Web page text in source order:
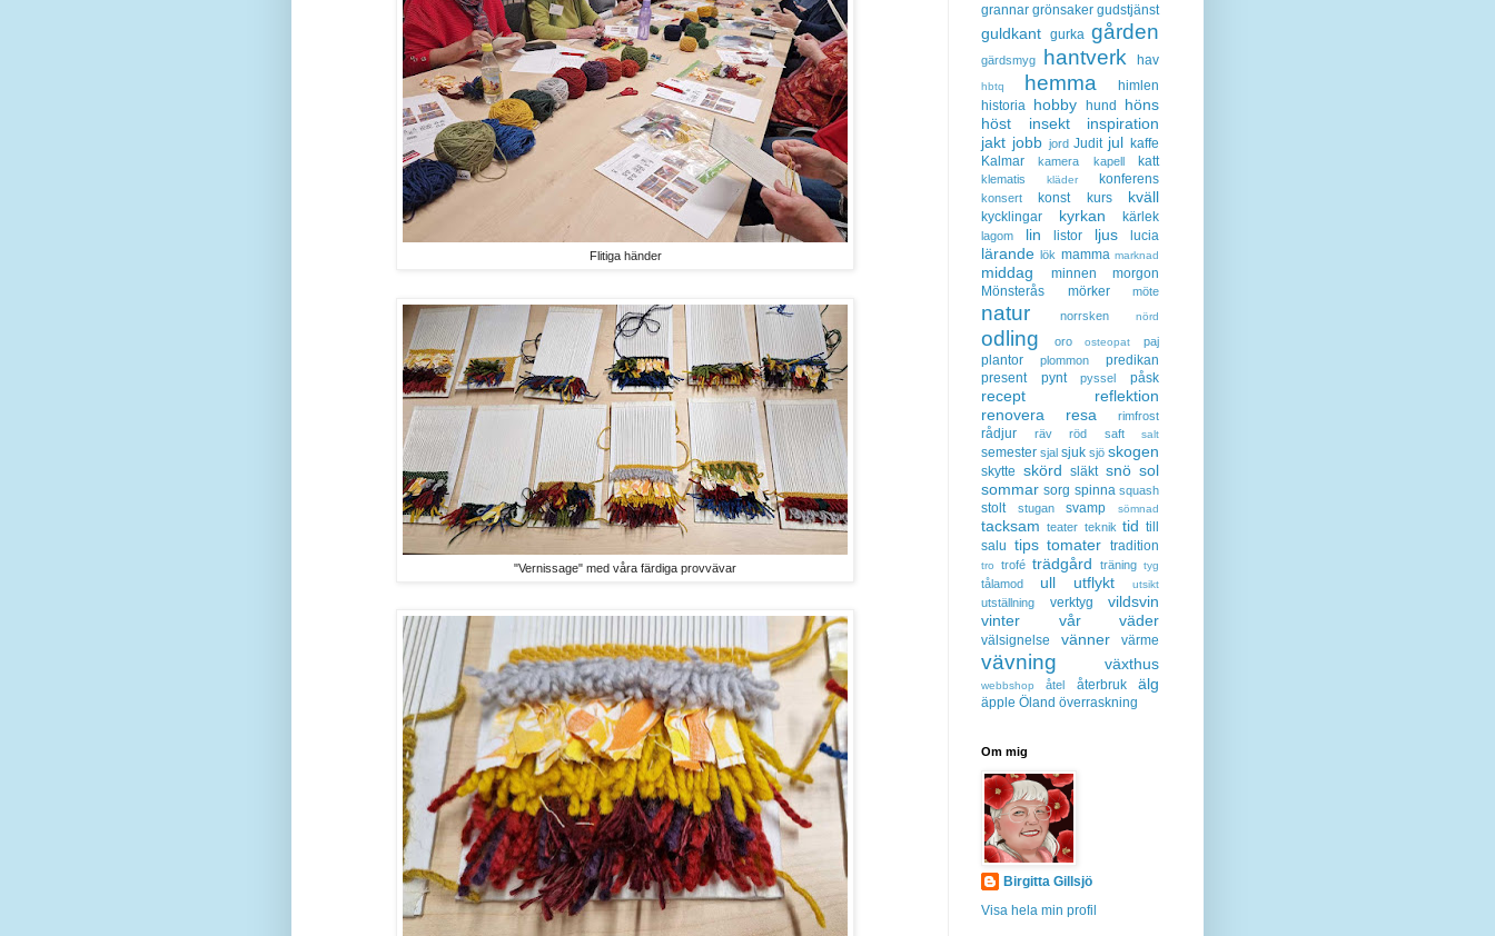
Flitiga händer
"Vernissage" med våra färdiga provvävar
grannar grönsaker gudstjänst
guldkant gurka gården
gärdsmyg hantverk hav
hbtq hemma
himlen
historia hobby hund
höns
höst
insekt
inspiration
jakt jobb jord Judit jul kaffe
Kalmar
kamera kapell katt
klematis kläder konferens
konsert konst kurs kväll
kycklingar kyrkan kärlek
lagom lin listor ljus lucia
lärande lök mamma marknad
middag minnen
morgon
Mönsterås
mörker möte
natur norrsken nörd
odling oro osteopat paj
plantor plommon
predikan
present
pynt pyssel påsk
recept
reflektion
renovera
resa rimfrost
rådjur räv röd saft salt
semester sjal sjuk sjö skogen
skytte skörd släkt snö sol
sommar sorg spinna squash
stolt stugan svamp sömnad
tacksam teater teknik tid till
salu tips tomater tradition
tro trofé trädgård träning tyg
tålamod ull utflykt utsikt
utställning verktyg
vildsvin
vinter
vår väder
välsignelse vänner värme
vävning växthus
webbshop åtel återbruk älg
äpple Öland överraskning
Om mig
Birgitta Gillsjö
Visa hela min profil